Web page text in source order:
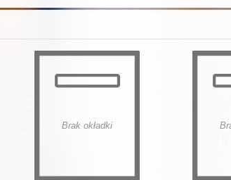
Brak okładki